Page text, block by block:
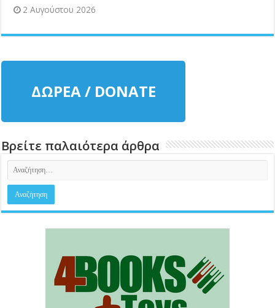
2 Αυγούστου 2026
ΔΩΡΕΑ / DONATE
Βρείτε παλαιότερα άρθρα